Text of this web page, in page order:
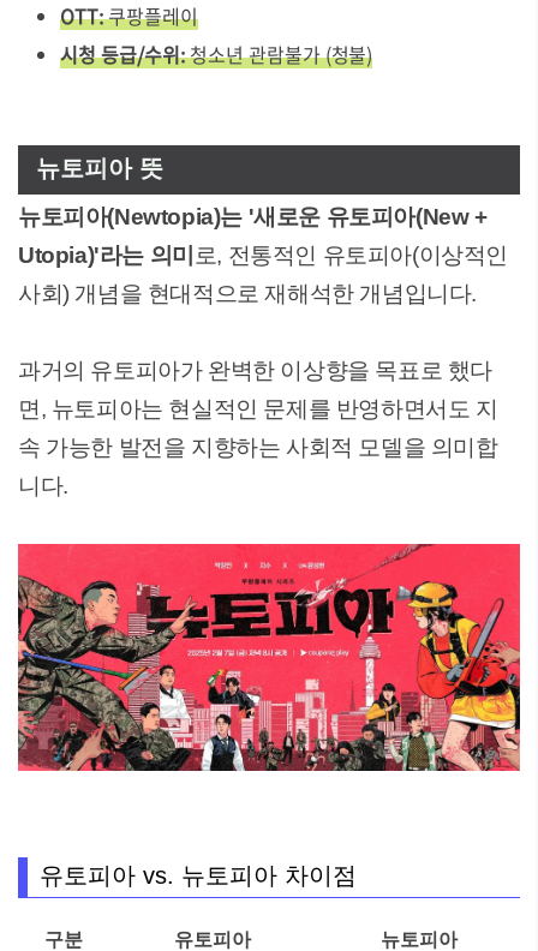
OTT:쿠팡플레이
시청 등급/수위:청소년 관람불가 (청불)
뉴토피아 뜻
뉴토피아(Newtopia)는 '새로운 유토피아(New +
Utopia)'라는 의미 로, 전통적인 유토피아(이상적인
사회) 개념을 현대적으로 재해석한 개념입니다.
과거의 유토피아가 완벽한 이상향을 목표로 했다
면, 뉴토피아는 현실적인 문제를 반영하면서도 지
속 가능한 발전을 지향하는 사회적 모델을 의미합
니다.
유토피아 vs. 뉴토피아 차이점
구분 유토피아 뉴토피아